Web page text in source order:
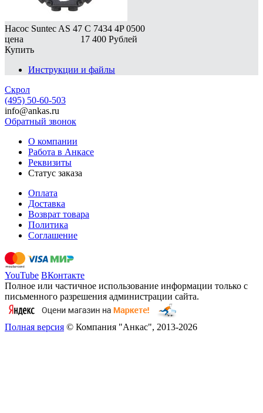
Насос Suntec AS 47 C 7434 4P 0500
цена
17 400 Рублей
Купить
Инструкции и файлы
Скрол
(495) 50-60-503
info@ankas.ru
Обратный звонок
О компании
Работа в Анкасе
Реквизиты
Статус заказа
Оплата
Доставка
Возврат товара
Политика
Соглашение
YouTube ВКонтакте
Полное или частичное использование информации только с
письменного разрешения администрации сайта.
Полная версия © Компания "Анкас", 2013-2026